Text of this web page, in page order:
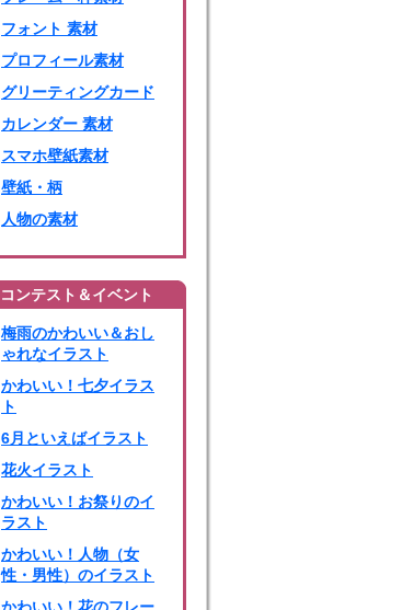
フォント 素材
プロフィール素材
グリーティングカード
カレンダー 素材
スマホ壁紙素材
壁紙・柄
人物の素材
コンテスト＆イベント
梅雨のかわいい＆おし
ゃれなイラスト
かわいい！七夕イラス
ト
6月といえばイラスト
花火イラスト
かわいい！お祭りのイ
ラスト
かわいい！人物（女
性・男性）のイラスト